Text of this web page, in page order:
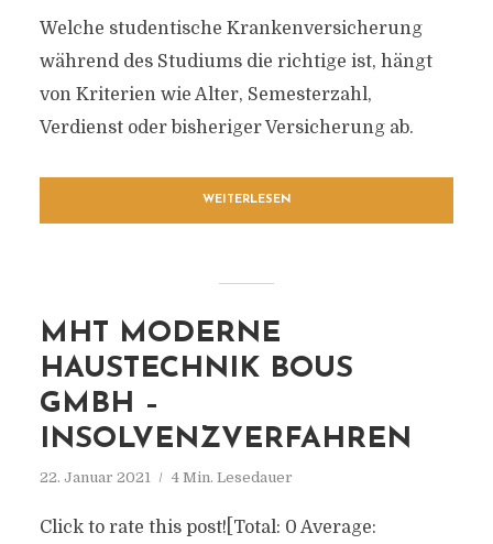
Welche studentische Krankenversicherung
während des Studiums die richtige ist, hängt
von Kriterien wie Alter, Semesterzahl,
Verdienst oder bisheriger Versicherung ab.
WEITERLESEN
MHT MODERNE
HAUSTECHNIK BOUS
GMBH –
INSOLVENZVERFAHREN
22. Januar 2021 4 Min. Lesedauer
Click to rate this post![Total: 0 Average: